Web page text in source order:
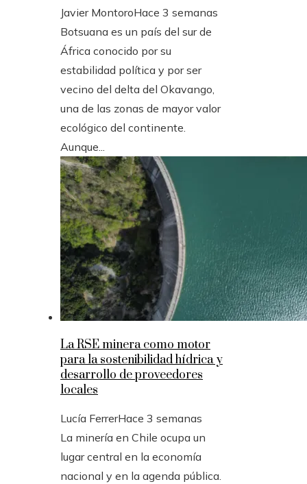
Javier MontoroHace 3 semanas
Botsuana es un país del sur de
África conocido por su
estabilidad política y por ser
vecino del delta del Okavango,
una de las zonas de mayor valor
ecológico del continente.
Aunque...
La RSE minera como motor
para la sostenibilidad hídrica y
desarrollo de proveedores
locales
Lucía FerrerHace 3 semanas
La minería en Chile ocupa un
lugar central en la economía
nacional y en la agenda pública.